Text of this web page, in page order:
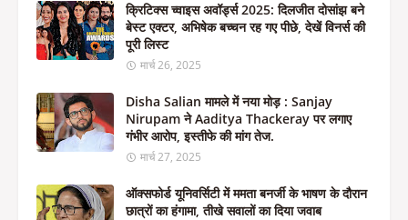
क्रिटिक्स च्वाइस अवॉर्ड्स 2025: दिलजीत दोसांझ बने
बेस्ट एक्टर, अभिषेक बच्चन रह गए पीछे, देखें विनर्स की
पूरी लिस्ट
मार्च 26, 2025
Disha Salian मामले में नया मोड़ : Sanjay
Nirupam ने Aaditya Thackeray पर लगाए
गंभीर आरोप, इस्तीफे की मांग तेज.
मार्च 27, 2025
ऑक्सफोर्ड यूनिवर्सिटी में ममता बनर्जी के भाषण के दौरान
छात्रों का हंगामा, तीखे सवालों का दिया जवाब